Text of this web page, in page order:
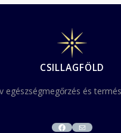
CSILLAGFÖLD
egészségmegőrzés és
FACEBOOK
MAIL